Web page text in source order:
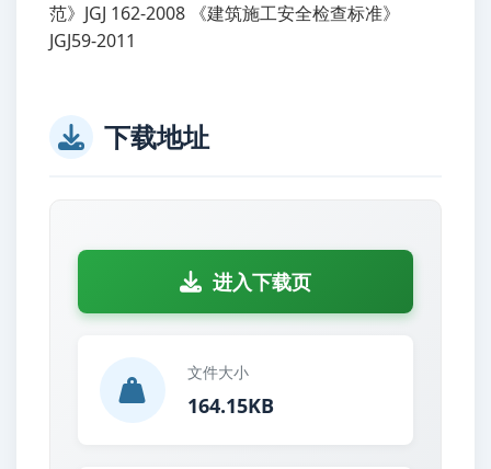
范》JGJ 162-2008 《建筑施工安全检查标准》
JGJ59-2011
下载地址
进入下载页
文件大小
164.15KB